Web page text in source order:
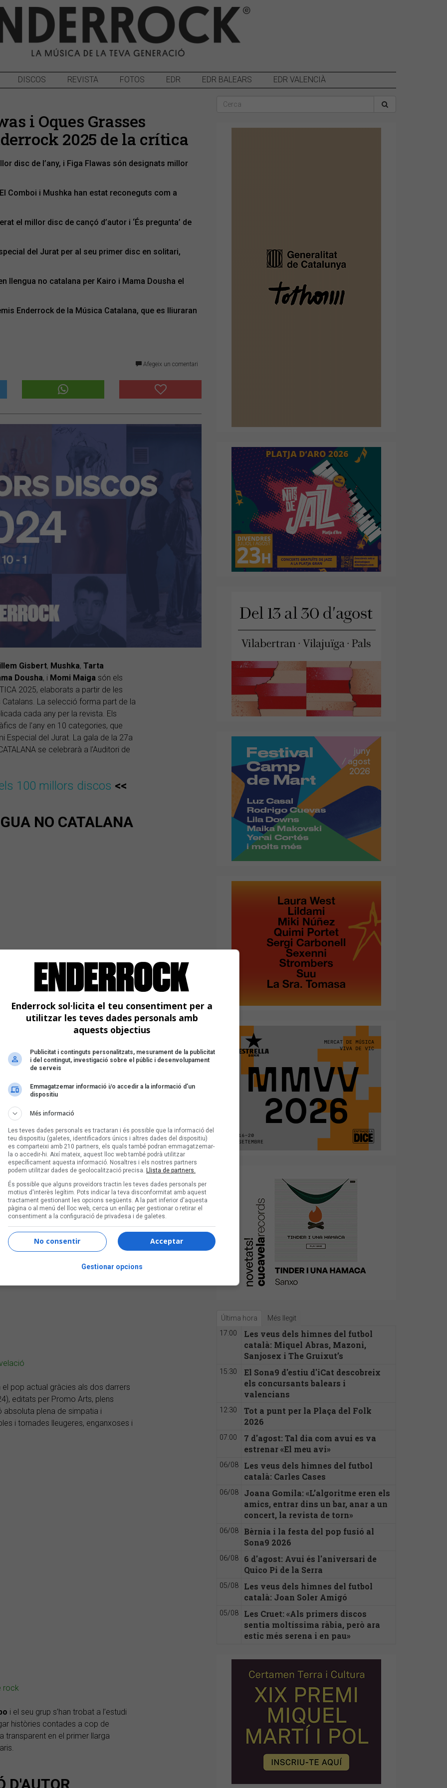
DISCOS REVISTA FOTOS EDR EDR BALEARS EDR VALENCIÀ
i Oques Grasses
2025 de la crítica
disc de l’any, i Figa Flawas són designats millor
Comboi i Mushka han estat reconeguts com a
el millor disc de cançó d’autor i ‘És pregunta’ de
del Jurat per al seu primer disc en solitari,
llengua no catalana per Kairo i Mama Dousha el
Enderrock de la Música Catalana, que es lliuraran
Afegeix un comentari
Gisbert, Mushka, Tarta
Dousha, i Momi Maiga són els
2025, elaborats a partir de les
La selecció forma part de la
cada any per la revista. Els
de l'any en 10 categories, que
Especial del Jurat. La gala de la 27a
se celebrarà a l’Auditori de
100 millors discos <<
NO CATALANA
no catalana
, el senegalèsMomi Maigaha
una trajectòria que com més va
segon disc com a solista, la seva
una música imponent, rica i
el pop actual gràcies als dos darrers
editats per Promo Arts, plens
absoluta plena de simpatia i
i tornades lleugeres, enganxoses i
rock
i el seu grup s’han trobat a l’estudi
històries contades a cop de
transparent en el primer llarga
D'AUTOR
Última hora Més llegit
17:00
Les veus dels himnes del futbol
català: Miquel Abras, Mazoni,
Sanjosex i The Gruixut’s
15:30
El Sona9 d'estiu d'iCat descobreix
els concursants balears i
valencians
12:30
Tot a punt per la Plaça del Folk
2026
07:00
7 d'agost: Tal dia com avui es va
estrenar «El meu avi»
06/08
Les veus dels himnes del futbol
català: Carles Cases
06/08
Joana Gomila: «L’algoritme eren els
amics, entrar dins un bar, anar a un
concert, la revista de torn»
06/08
Bèrnia i la festa del pop fusió al
Sona9 2026
06/08
6 d'agost: Avui és l'aniversari de
Quico Pi de la Serra
05/08
Les veus dels himnes del futbol
català: Joan Soler Amigó
05/08
Les Cruet: «Als primers discos
sentia moltíssima ràbia, però ara
estic més serena i en pau»
Enderrock sol·licita el teu consentiment per a
utilitzar les teves dades personals amb
aquests objectius
Publicitat i continguts personalitzats, mesurament de la publicitat
i del contingut, investigació sobre el públic i desenvolupament
de serveis
Emmagatzemar informació i/o accedir a la informació d’un
dispositiu
Més informació
Les teves dades personals es tractaran i és possible que la informació del
teu dispositiu (galetes, identificadors únics i altres dades del dispositiu)
es comparteixi amb 210 partners, els quals també podran emmagatzemar-
la o accedir-hi. Així mateix, aquest lloc web també podrà utilitzar
específicament aquesta informació. Nosaltres i els nostres partners
podem utilitzar dades de geolocalització precisa. Llista de partners.
És possible que alguns proveïdors tractin les teves dades personals per
motius d'interès legítim. Pots indicar la teva disconformitat amb aquest
tractament gestionant les opcions següents. A la part inferior d'aquesta
pàgina o al menú del lloc web, cerca un enllaç per gestionar o retirar el
consentiment a la configuració de privadesa i de galetes.
Acceptar
No consentir
Gestionar opcions